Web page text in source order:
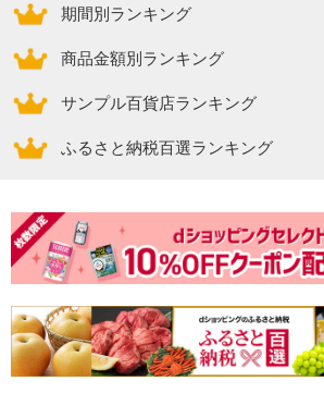
期間別ランキング
商品金額別ランキング
サンプル百貨店ランキング
ふるさと納税百選ランキング